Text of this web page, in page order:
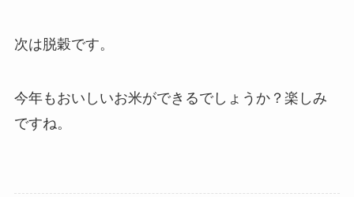
次は脱穀です。
今年もおいしいお米ができるでしょうか？楽しみ
ですね。